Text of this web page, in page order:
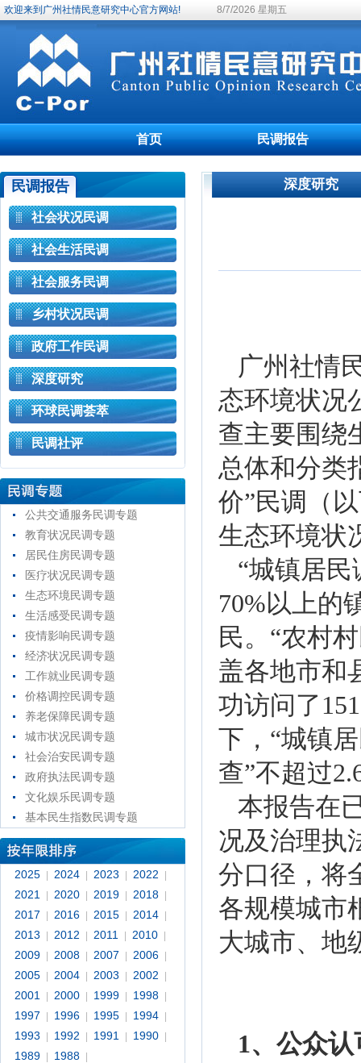
欢迎来到广州社情民意研究中心官方网站! 8/7/2026 星期五
首页 民调报告
民调报告
社会状况民调
社会生活民调
社会服务民调
乡村状况民调
政府工作民调
深度研究
环球民调荟萃
民调社评
公共交通服务民调专题
教育状况民调专题
居民住房民调专题
医疗状况民调专题
生态环境民调专题
生活感受民调专题
疫情影响民调专题
经济状况民调专题
工作就业民调专题
价格调控民调专题
养老保障民调专题
城市状况民调专题
社会治安民调专题
政府执法民调专题
文化娱乐民调专题
基本民生指数民调专题
2025 2024 2023 2022
2021 2020 2019 2018
2017 2016 2015 2014
2013 2012 2011 2010
2009 2008 2007 2006
2005 2004 2003 2002
2001 2000 1999 1998
1997 1996 1995 1994
1993 1992 1991 1990
1989 1988
深度研究
广州社情
态环境状况
查主要围绕
总体和分类
价”民调（
生态环境状
“城镇居
70%以上的
民。“农村
盖各地市和
功访问了
下，“城镇
查”不超过
本报告在
况及治理执
分口径，将
各规模城市
大城市、地
1、公众